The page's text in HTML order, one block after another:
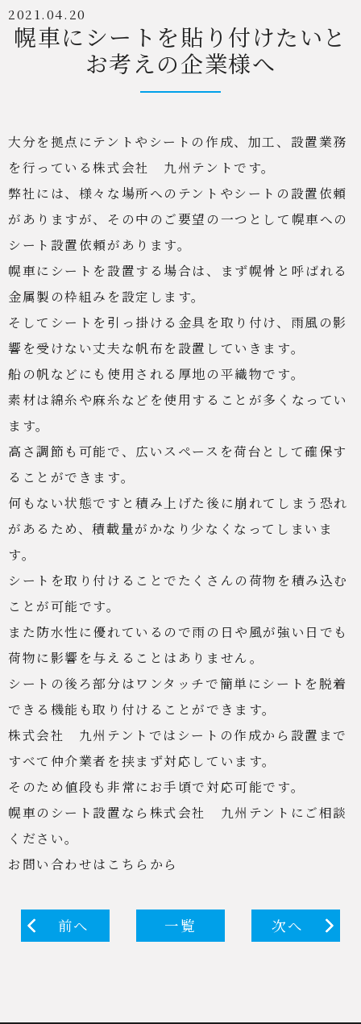
2021.04.20
幌車にシートを貼り付けたいと
お考えの企業様へ
大分を拠点にテントやシートの作成、加工、設置業務
を行っている株式会社 九州テントです。
弊社には、様々な場所へのテントやシートの設置依頼
がありますが、その中のご要望の一つとして幌車への
シート設置依頼があります。
幌車にシートを設置する場合は、まず幌骨と呼ばれる
金属製の枠組みを設定します。
そしてシートを引っ掛ける金具を取り付け、雨風の影
響を受けない丈夫な帆布を設置していきます。
船の帆などにも使用される厚地の平織物です。
素材は綿糸や麻糸などを使用することが多くなってい
ます。
高さ調節も可能で、広いスペースを荷台として確保す
ることができます。
何もない状態ですと積み上げた後に崩れてしまう恐れ
があるため、積載量がかなり少なくなってしまいま
す。
シートを取り付けることでたくさんの荷物を積み込む
ことが可能です。
また防水性に優れているので雨の日や風が強い日でも
荷物に影響を与えることはありません。
シートの後ろ部分はワンタッチで簡単にシートを脱着
できる機能も取り付けることができます。
株式会社 九州テントではシートの作成から設置まで
すべて仲介業者を挟まず対応しています。
そのため値段も非常にお手頃で対応可能です。
幌車のシート設置なら株式会社 九州テントにご相談
ください。
お問い合わせはこちらから
前へ 一覧 次へ